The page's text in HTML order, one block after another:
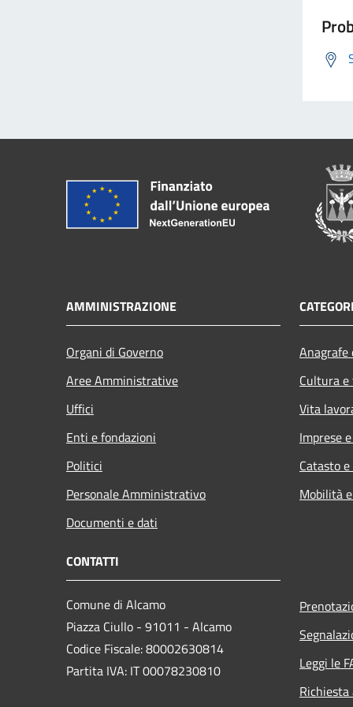
AMMINISTRAZIONE
Organi di Governo
Aree Amministrative
Uffici
Enti e fondazioni
Politici
Personale Amministrativo
Documenti e dati
Cultura
Vita
Imprese
Catasto
Mobilità
CONTATTI
Comune di Alcamo
Piazza Ciullo - 91011 - Alcamo
Codice Fiscale: 80002630814
Partita IVA: IT 00078230810
Leggi le